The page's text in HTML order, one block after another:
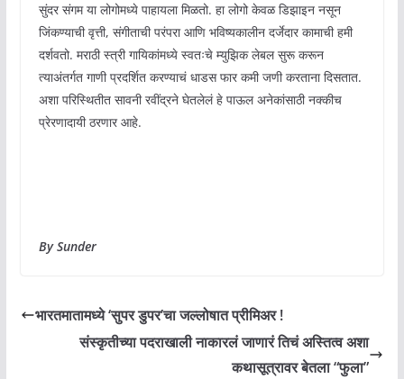
सुंदर संगम या लोगोमध्ये पाहायला मिळतो. हा लोगो केवळ डिझाइन नसून
जिंकण्याची वृत्ती, संगीताची परंपरा आणि भविष्यकालीन दर्जेदार कामाची हमी
दर्शवतो. मराठी स्त्री गायिकांमध्ये स्वतःचे म्युझिक लेबल सुरू करून
त्याअंतर्गत गाणी प्रदर्शित करण्याचं धाडस फार कमी जणी करताना दिसतात.
अशा परिस्थितीत सावनी रवींद्रने घेतलेलं हे पाऊल अनेकांसाठी नक्कीच
प्रेरणादायी ठरणार आहे.
By Sunder
भारतमातामध्ये ‘सुपर डुपर’चा जल्लोषात प्रीमिअर !
संस्कृतीच्या पदराखाली नाकारलं जाणारं तिचं अस्तित्व अशा
कथासूत्रावर बेतला “फुला”